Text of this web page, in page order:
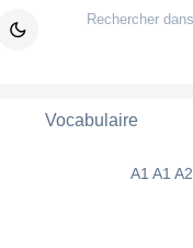
Vocabulaire
A1 A1 A2